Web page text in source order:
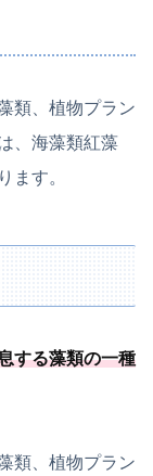
類、植物プラン
、海藻類紅藻
ます。
する藻類の一種
類、植物プラン